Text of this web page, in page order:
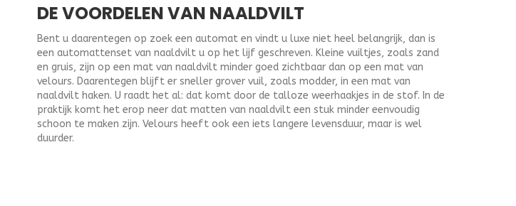
DE VOORDELEN VAN NAALDVILT
Bent u daarentegen op zoek een automat en vindt u luxe niet heel belangrijk, dan is
een automattenset van naaldvilt u op het lijf geschreven. Kleine vuiltjes, zoals zand
en gruis, zijn op een mat van naaldvilt minder goed zichtbaar dan op een mat van
velours. Daarentegen blijft er sneller grover vuil, zoals modder, in een mat van
naaldvilt haken. U raadt het al: dat komt door de talloze weerhaakjes in de stof. In de
praktijk komt het erop neer dat matten van naaldvilt een stuk minder eenvoudig
schoon te maken zijn. Velours heeft ook een iets langere levensduur, maar is wel
duurder.